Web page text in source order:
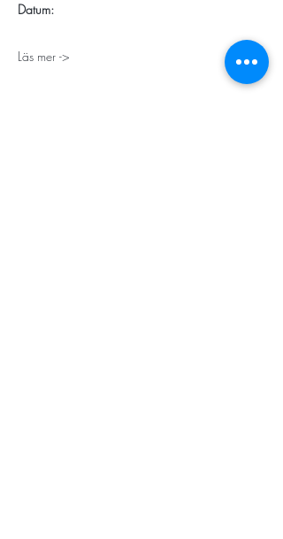
Datum:
Läs mer ->